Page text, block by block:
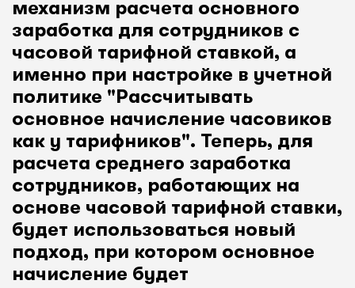
механизм расчета основного
заработка для сотрудников с
часовой тарифной ставкой, а
именно при настройке в учетной
политике "Рассчитывать
основное начисление часовиков
как у тарифников". Теперь, для
расчета среднего заработка
сотрудников, работающих на
основе часовой тарифной ставки,
будет использоваться новый
подход, при котором основное
начисление будет